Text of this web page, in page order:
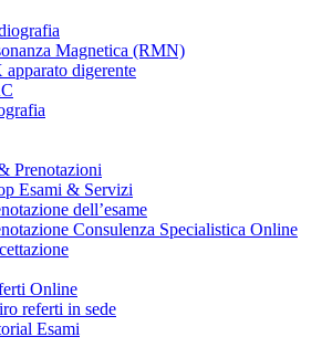
Magnetica (RMN)
apparato digerente
Prenotazioni
Esami & Servizi
dell’esame
Consulenza Specialistica Online
Online
referti in sede
Esami